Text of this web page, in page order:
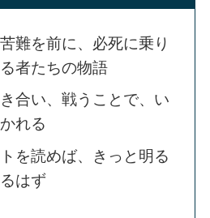
難を前に、必死に乗り
者たちの物語
合い、戦うことで、い
れる
を読めば、きっと明る
はず